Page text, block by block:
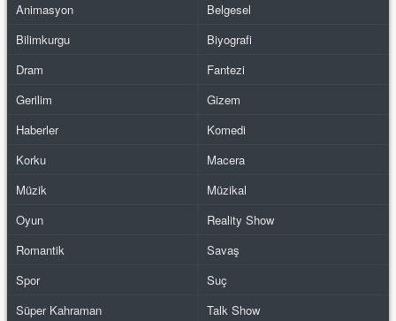
Animasyon
Belgesel
Bilimkurgu
Biyografi
Dram
Fantezi
Gerilim
Gizem
Haberler
Komedi
Korku
Macera
Müzik
Müzikal
Oyun
Reality Show
Romantik
Savaş
Spor
Suç
Süper Kahraman
Talk Show